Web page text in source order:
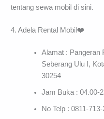
tentang sewa mobil di sini.
4. Adela Rental Mobil ❤️
Alamat : Pangeran
Seberang Ulu I,
30254
Jam Buka : 04.00-
No Telp : 0811-